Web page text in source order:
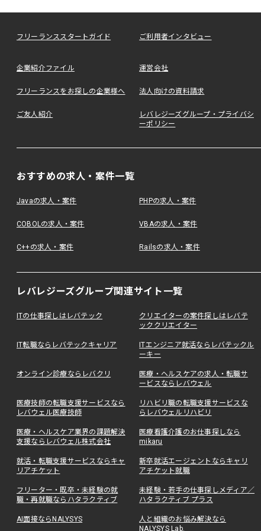
フリーランススタートガイド ご利用者インタビュー
企業紹介ファイル 運営会社
フリーランスをお探しの企業様へ 法人向けの資料請求
ご友人紹介
レバレジーズグループ・プライバシ
ーポリシー
おすすめの求人・案件一覧
Javaの求人・案件 PHPの求人・案件
COBOLの求人・案件 VBAの求人・案件
C++の求人・案件 Railsの求人・案件
レバレジーズグループ関連サイト一覧
ITの仕事探しはレバテック
クリエイターの案件探しはレバテ
ッククリエイター
IT転職ならレバテックキャリア
ITエンジニア就活ならレバテックル
ーキー
オンライン診療ならレバクリ
医療・ヘルスケアの求人・転職サ
ービスならレバウェル
医療技師の転職支援サービスなら
レバウェル医療技師
リハビリ職の転職支援サービスな
らレバウェルリハビリ
医療・ヘルスケア業界の課題解決
支援ならレバウェル株式会社
医療看護介護のお仕事探しなら
mikaru
就活・転職支援サービスならキャ
リアチケット
新卒就活エージェントならキャリ
アチケット就職
フリーター・既卒・未経験の就
職・再就職ならハタラクティブ
未経験・若手の仕事探しメディア／
ハタラクティブ プラス
AI面接ならNALYSYS
人と組織のお悩み解決なら
NALYSYS Lab.